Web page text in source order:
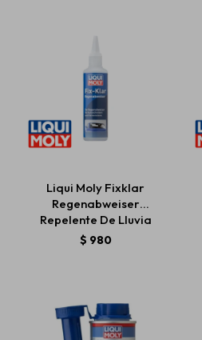
Liqui Moly Fixklar
Regenabweiser
Repelente De Lluvia
125ml
$ 980